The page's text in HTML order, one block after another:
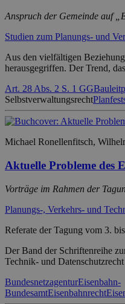
Anspruch der Gemeinde auf
Studien zum Planungs- und
Aus den vielfältigen
herausgegriffen. Der Trend,
Art. 28 Abs. 2 S. 1 GG
Selbstverwaltungsrecht
Michael Ronellenfitsch,
Aktuelle Probleme des
Vorträge im Rahmen der
Planungs-, Verkehrs- und
Referate der Tagung vom 3.
Der Band der Schriftenreihe
Technik- und
BundesnetzagenturEisenbahn-
BundesamtEisenbahnrecht